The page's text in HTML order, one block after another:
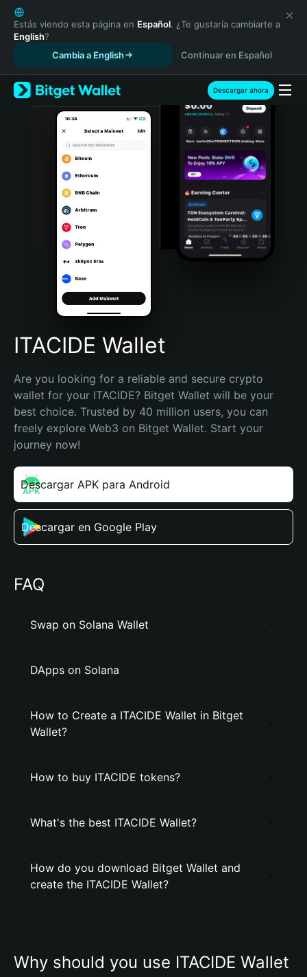
English
日本語
Tiếng Việt
Español (Latinoamérica)
Türkçe
Italiano
Português (Portugal)
Bahasa Indonesia
Português (Brasil)
Español (Argentina)
Estás viendo esta página en Español. ¿Te gustaría cambiarte a
English?
Cambia a English
Continuar en Español
Descargar ahora
ITACIDE Wallet
Are you looking for a reliable and secure crypto
wallet for your ITACIDE? Bitget Wallet will be your
best choice. Trusted by 40 million users, you can
freely explore Web3 on Bitget Wallet. Start your
journey now!
Descargar APK para Android
Descargar en Google Play
FAQ
Swap on Solana Wallet
DApps on Solana
How to Create a ITACIDE Wallet in Bitget
Wallet?
How to buy ITACIDE tokens?
What's the best ITACIDE Wallet?
How do you download Bitget Wallet and
create the ITACIDE Wallet?
Why should you use ITACIDE Wallet